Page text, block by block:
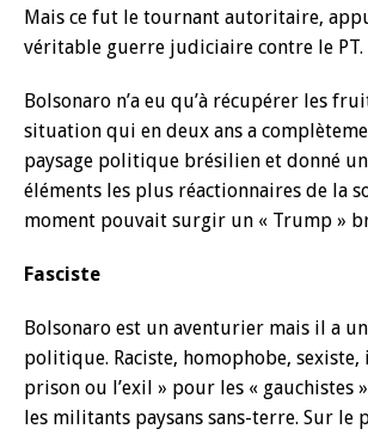
Mais ce fut le tournant autoritaire,
véritable guerre judiciaire contre le PT.
Bolsonaro n’a eu qu’à récupérer les
situation qui en deux ans a
paysage politique brésilien et donné un
éléments les plus réactionnaires de la
moment pouvait surgir un « Trump »
Fasciste
Bolsonaro est un aventurier mais il a
politique. Raciste, homophobe,
prison ou l’exil » pour les « gauchistes
les militants paysans sans-terre. Sur le